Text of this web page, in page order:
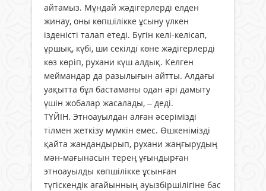
айтамыз. Мұндай жәдігерлерді елден
жинау, оны көпшілікке ұсыну үлкен
ізденісті талап етеді. Бүгін келі-келісап,
ұршық, күбі, ши секілді көне жәдігерлерді
көз көріп, рухани күш алдық. Келген
меймандар да разылығын айтты. Алдағы
уақытта бұл бастаманы одан әрі дамыту
үшін жобалар жасалады, – деді.
ТҮЙІН. Этноауылдан алған әсерімізді
тілмен жеткізу мүмкін емес. Өшкенімізді
қайта жандандырып, рухани жаңғырудың
мән-мағынасын терең ұғындырған
этноауылды көпшілікке ұсынған
түгіскендік ағайынның ауызбіршілігіне бас